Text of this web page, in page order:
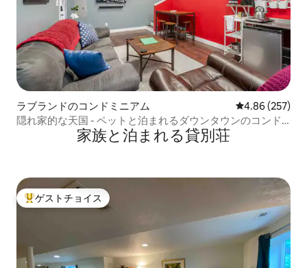
ラブランドのコンドミニアム レビュー257
4.86 (257)
隠れ家的な天国 - ペットと泊まれるダウンタウンのコンド
家族と泊まれる貸別荘
大好評のゲストチョイスです。
ゲストチョイス